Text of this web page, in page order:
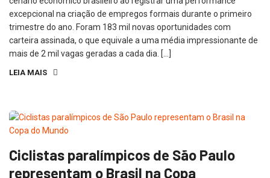
excepcional na criação de empregos formais durante o primeiro
trimestre do ano. Foram 183 mil novas oportunidades com
carteira assinada, o que equivale a uma média impressionante de
mais de 2 mil vagas geradas a cada dia. […]
LEIA MAIS
Ciclistas paralímpicos de São Paulo
representam o Brasil na Copa